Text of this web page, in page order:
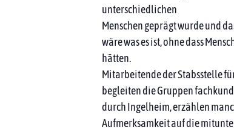
unterschiedlichen
Menschen geprägt wurde und
wäre was es ist, ohne dass
hätten.
Mitarbeitende der Stabsstelle
begleiten die Gruppen
durch Ingelheim, erzählen
Aufmerksamkeit auf die